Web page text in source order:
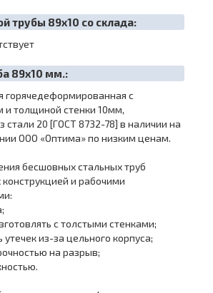
трубы 89х10 со склада:
89х10 мм.:
горячедеформированная с
толщиной стенки 10мм,
стали 20 [ГОСТ 8732-78] в наличии на
ООО «Оптима» по низким ценам.
бесшовных стальных труб
и рабочими
с толстыми стенками;
из-за цельного корпуса;
на разрыв;